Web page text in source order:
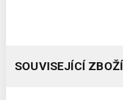
SOUVISEJÍCÍ ZBOŽÍ